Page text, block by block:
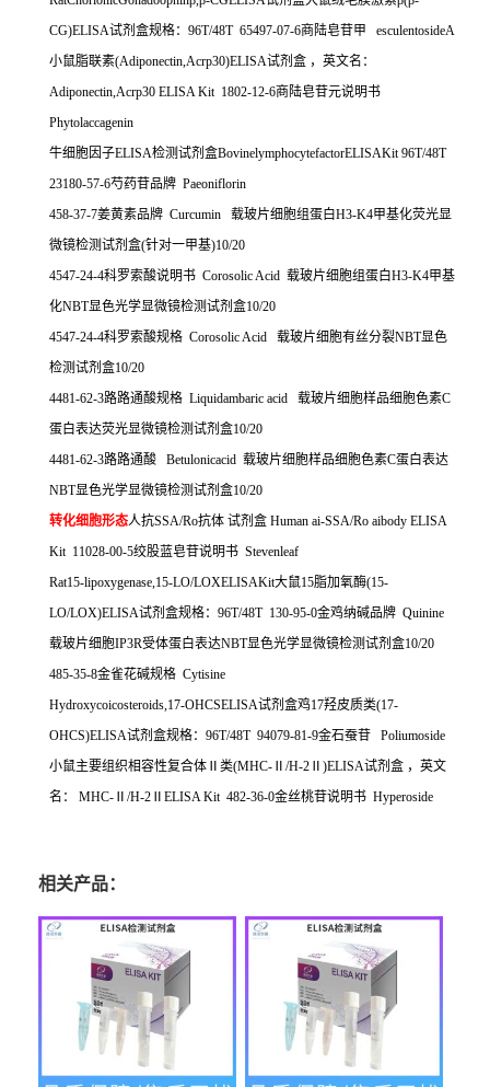
CG)ELISA试剂盒规格： 96T/48T 65497-07-6商陆皂苷甲
esculentosideA
小鼠脂联素(Adiponectin,Acrp30)ELISA试剂盒 ，英文名：
Adiponectin,Acrp30 ELISA Kit 1802-12-6商陆皂苷元说明书
Phytolaccagenin
牛细胞因子ELISA检测试剂盒BovinelymphocytefactorELISAKit 96T/48T
23180-57-6芍药苷品牌 Paeoniflorin
458-37-7姜黄素品牌 Curcumin 载玻片细胞组蛋白H3-K4甲基化荧光显
微镜检测试剂盒(针对一甲基)10/20
4547-24-4科罗索酸说明书 Corosolic Acid 载玻片细胞组蛋白H3-K4甲基
化NBT显色光学显微镜检测试剂盒10/20
4547-24-4科罗索酸规格 Corosolic Acid 载玻片细胞有丝分裂NBT显色
检测试剂盒10/20
4481-62-3路路通酸规格 Liquidambaric acid 载玻片细胞样品细胞色素C
蛋白表达荧光显微镜检测试剂盒10/20
4481-62-3路路通酸 Betulonicacid 载玻片细胞样品细胞色素C蛋白表达
NBT显色光学显微镜检测试剂盒10/20
转化细胞形态人抗SSA/Ro抗体 试剂盒 Human ai-SSA/Ro aibody ELISA
Kit 11028-00-5绞股蓝皂苷说明书 Stevenleaf
Rat15-lipoxygenase,15-LO/LOXELISAKit大鼠15脂加氧酶(15-
LO/LOX)ELISA试剂盒规格： 96T/48T 130-95-0金鸡纳碱品牌 Quinine
载玻片细胞IP3R受体蛋白表达NBT显色光学显微镜检测试剂盒10/20
485-35-8金雀花碱规格 Cytisine
Hydroxycoicosteroids,17-OHCSELISA试剂盒鸡17羟皮质类(17-
OHCS)ELISA试剂盒规格： 96T/48T 94079-81-9金石蚕苷
Poliumoside
小鼠主要组织相容性复合体Ⅱ类(MHC- Ⅱ /H-2 Ⅱ )ELISA试剂盒 ，英文
名：
MHC- Ⅱ /H-2 Ⅱ ELISA Kit 482-36-0金丝桃苷说明书 Hyperoside
相关产品：